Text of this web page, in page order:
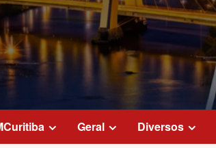
Geral Diversos